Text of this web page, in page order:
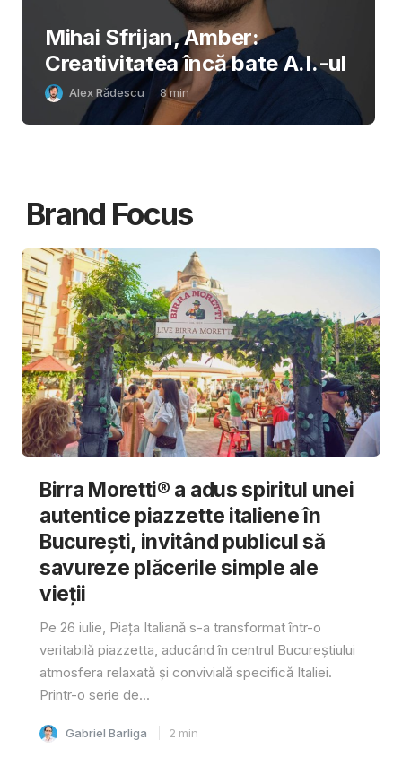
Mihai Sfrijan, Amber:
Creativitatea încă bate A.I.-ul
Alex Rădescu 8min
Brand Focus
Birra Moretti® a adus spiritul unei
autentice piazzette italiene în
București, invitând publicul să
savureze plăcerile simple ale
vieții
Pe 26 iulie, Piața Italiană s-a transformat într-o
veritabilă piazzetta, aducând în centrul Bucureștiului
atmosfera relaxată și convivială specifică Italiei.
Printr-o serie de...
Gabriel Barliga 2 min